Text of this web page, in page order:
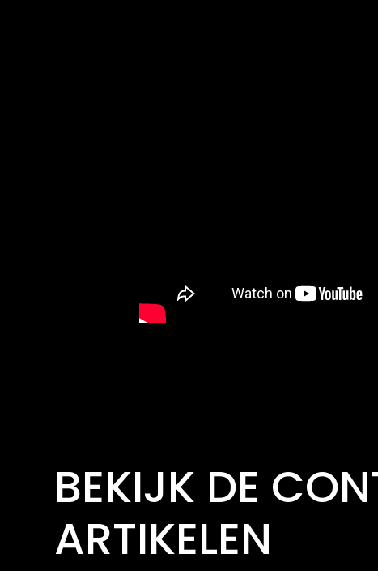
BEKIJK DE
ARTIKELEN